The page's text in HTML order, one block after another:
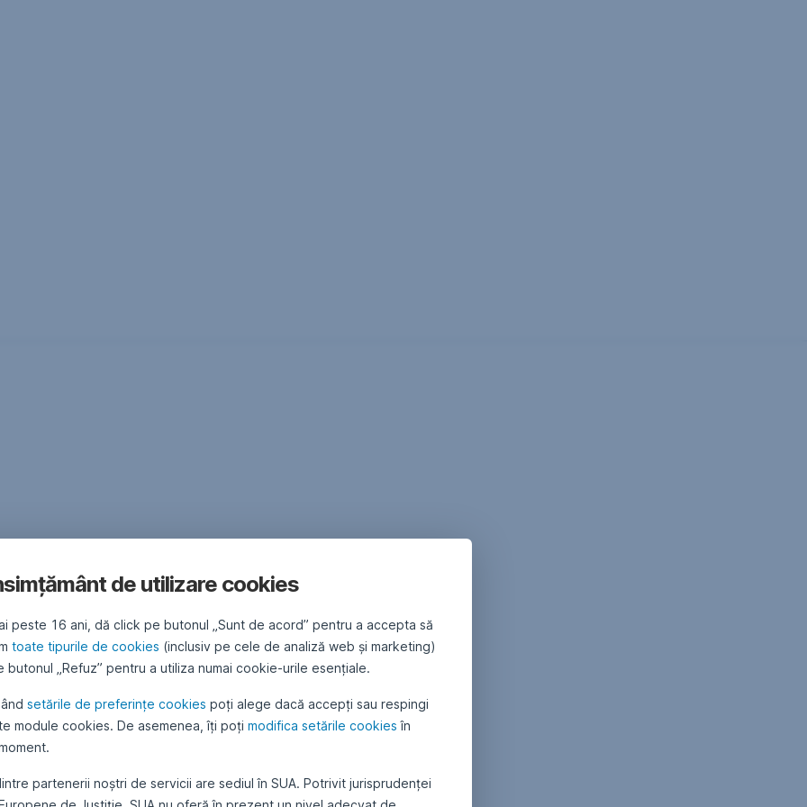
de utilizare cookies
peste 16 ani, dă click pe butonul „Sunt de acord” pentru a accepta să
toate tipurile de cookies (inclusiv pe cele de analiză web și marketing)
butonul „Refuz” pentru a utiliza numai cookie-urile esențiale.
setările de preferințe cookies poți alege dacă accepți sau respingi
module cookies. De asemenea, îți poți modifica setările cookies în
partenerii noștri de servicii are sediul în SUA. Potrivit jurisprudenței